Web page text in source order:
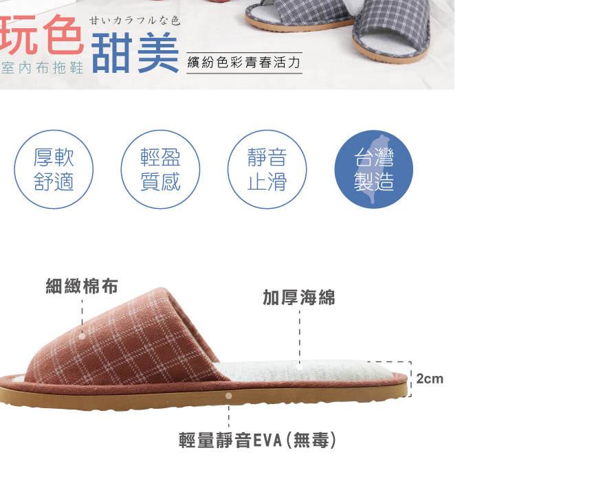
即時審查核予不同之上限額度；若仍有額度不足之情形，本公司將視審查
結果請求用戶進行身份認證。
５．嚴禁一人註冊多個帳號或使用他人資訊註冊。若發現惡意使用之情
形，恩沛科技股份有限公司將有權停止該用戶之使用額度並採取法律行
動。